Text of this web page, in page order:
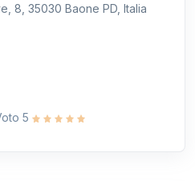
8, 35030 Baone PD, Italia
5